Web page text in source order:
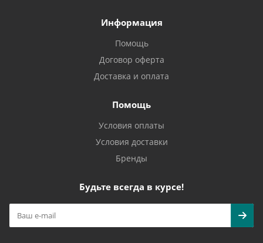
Информация
Помощь
Договор оферта
Доставка и оплата
Помощь
Условия оплаты
Условия доставки
Бренды
Будьте всегда в курсе!